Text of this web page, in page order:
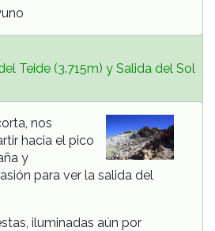
(3.715m) y Salida del Sol
nos
hacia el pico
y
para ver la salida del
iluminadas aún por